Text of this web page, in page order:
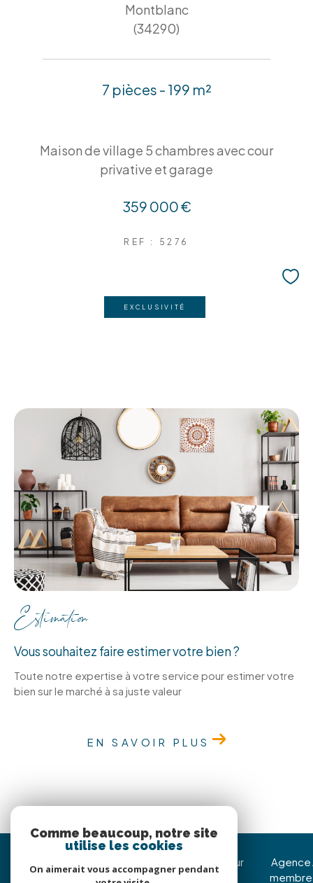
Montblanc
(34290)
7 pièces - 199 m²
Maison de village 5 chambres avec cour
privative et garage
359 000 €
REF : 5276
EXCLUSIVITÉ
Estimation
Vous souhaitez faire estimer votre bien ?
Toute notre expertise à votre service pour estimer votre
bien sur le marché à sa juste valeur
EN SAVOIR PLUS
Nous suivre sur
Agence
membre
Comme beaucoup, notre site
utilise les cookies
On aimerait vous accompagner pendant